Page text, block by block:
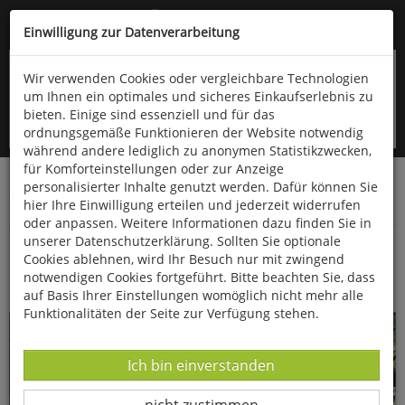
Kompletten Head der Seite überspringen
oder (06766) 9323-960
Startseite Bücher Downloads
Zeitschriften
Fossilien
Baumfarne - eine Erfolgsgeschichte seit dem
Erdaltertum
Einwilligung zur Datenverarbeitung
Wir verwenden Cookies oder vergleichbare Technologien
um Ihnen ein optimales und sicheres Einkaufserlebnis zu
bieten. Einige sind essenziell und für das
ordnungsgemäße Funktionieren der Website notwendig
während andere lediglich zu anonymen Statistikzwecken,
für Komforteinstellungen oder zur Anzeige
personalisierter Inhalte genutzt werden. Dafür können Sie
hier Ihre Einwilligung erteilen und jederzeit widerrufen
oder anpassen. Weitere Informationen dazu finden Sie in
unserer Datenschutzerklärung. Sollten Sie optionale
Cookies ablehnen, wird Ihr Besuch nur mit zwingend
notwendigen Cookies fortgeführt. Bitte beachten Sie, dass
auf Basis Ihrer Einstellungen womöglich nicht mehr alle
Funktionalitäten der Seite zur Verfügung stehen.
Datenverarbeitung -
Ich bin einverstanden